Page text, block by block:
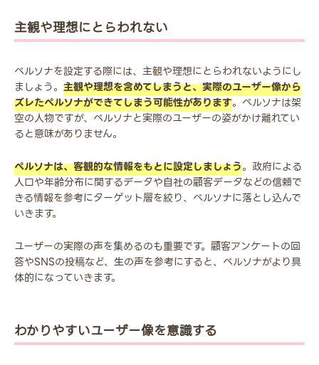
主観や理想にとらわれない
ペルソナを設定する際には、主観や理想にとらわれないようにし
ましょう。 主観や理想を含めてしまうと、実際のユーザー像から
ズレたペルソナができてしまう可能性があります。ペルソナは架
空の人物ですが、ペルソナと実際のユーザーの姿がかけ離れてい
ると意味がありません。
ペルソナは、客観的な情報をもとに設定しましょう。政府による
人口や年齢分布に関するデータや自社の顧客データなどの信頼で
きる情報を参考にターゲット層を絞り、ペルソナに落とし込んで
いきます。
ユーザーの実際の声を集めるのも重要です。顧客アンケートの回
答やSNSの投稿など、生の声を参考にすると、ペルソナがより具
体的になっていきます。
わかりやすいユーザー像を意識する